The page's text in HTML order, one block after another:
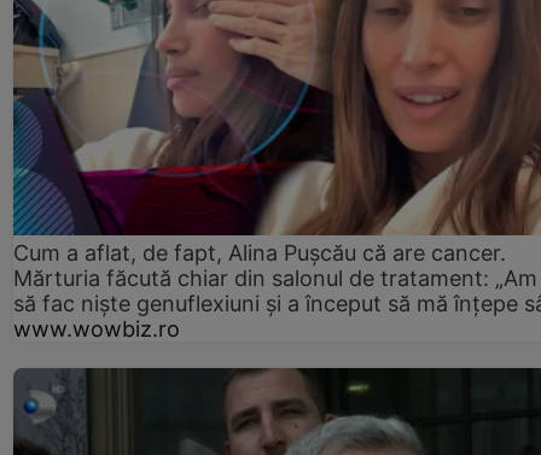
Cum a aflat, de fapt, Alina Pușcău că are cancer.
Mărturia făcută chiar din salonul de tratament:
să fac niște genuflexiuni și a început să mă înțepe
www.wowbiz.ro